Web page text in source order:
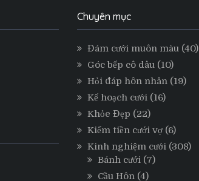
Chuyên mục
Đám cưới muôn màu(40)
Góc bếp cô dâu(10)
Hỏi đáp hôn nhân(19)
Kế hoạch cưới(16)
Khỏe Đẹp (22)
Kiếm tiền cưới vợ(6)
Kinh nghiệm cưới(308)
Bánh cưới(7)
Cầu Hôn(4)